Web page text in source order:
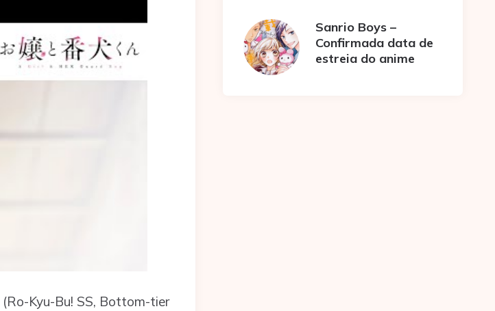
(Ro-Kyu-Bu! SS, Bottom-tier
Sanrio Boys –
Confirmada data de
estreia do anime